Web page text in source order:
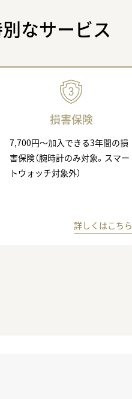
なサービス
損害保険
7,700円〜加入できる3年間の損
害保険（腕時計のみ対象。スマー
トウォッチ対象外）
詳しくはこちら